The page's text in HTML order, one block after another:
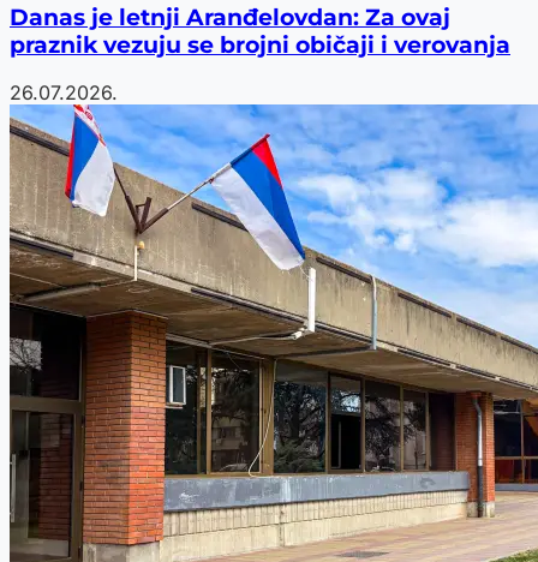
Danas je letnji Aranđelovdan: Za ovaj
praznik vezuju se brojni običaji i verovanja
26.07.2026.